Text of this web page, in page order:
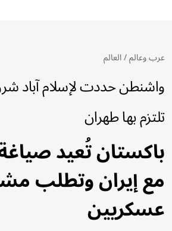
عرب وعالم/العالم
واشنطن حددت لإسلام آباد
تلتزم بها طهران
باكستان تُعيد
مع إيران وتطلب
عسكريين